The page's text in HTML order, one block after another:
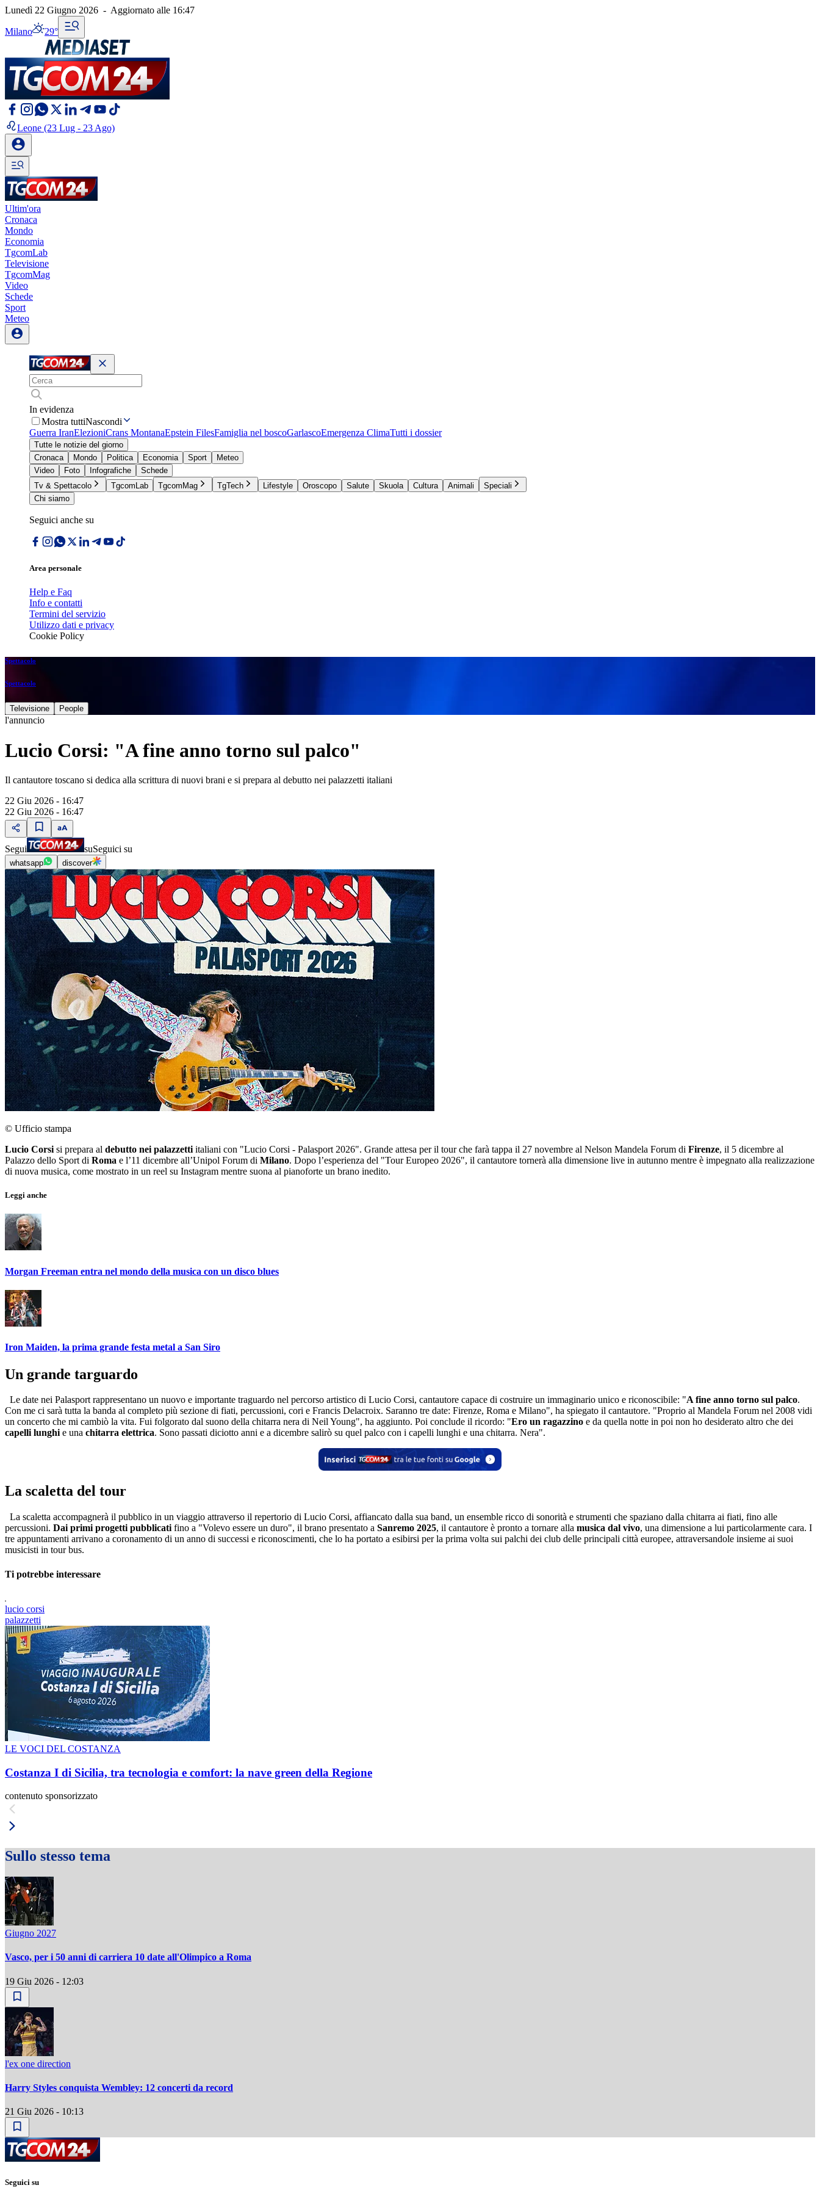
Lunedì 22 Giugno 2026 - Aggiornato alle 16:47
Milano 29°
Leone (23 Lug - 23 Ago)
Ultim'ora
Cronaca
Mondo
Economia
TgcomLab
Televisione
TgcomMag
Video
Schede
Sport
Meteo
In evidenza
Mostra tuttiNascondi
Guerra IranElezioniCrans MontanaEpstein FilesFamiglia nel boscoGarlascoEmergenza ClimaTutti i dossier
Tutte le notizie del giorno
Cronaca
Mondo Politica Economia Sport
Meteo
Video
Foto Infografiche
Schede
Tv & Spettacolo
TgcomLab TgcomMag TgTech Lifestyle Oroscopo Salute Skuola Cultura Animali
Speciali
Chi siamo
Seguici anche su
Area personale
Help e Faq
Info e contatti
Termini del servizio
Utilizzo dati e privacy
Cookie Policy
Spettacolo
Spettacolo
Televisione People
l'annuncio
Lucio Corsi: "A fine anno torno sul palco"
Il cantautore toscano si dedica alla scrittura di nuovi brani e si prepara al debutto nei palazzetti italiani
22 Giu 2026 - 16:47
22 Giu 2026 - 16:47
Segui suSeguici su
whatsapp discover
© Ufficio stampa
Lucio Corsi si prepara al debutto nei palazzetti italiani con "Lucio Corsi - Palasport 2026". Grande attesa per il tour che farà tappa il 27 novembre al Nelson Mandela Forum di Firenze, il 5 dicembre al
Palazzo dello Sport di Roma e l’11 dicembre all’Unipol Forum di Milano. Dopo l’esperienza del "Tour Europeo 2026", il cantautore tornerà alla dimensione live in autunno mentre è impegnato alla realizzazione
di nuova musica, come mostrato in un reel su Instagram mentre suona al pianoforte un brano inedito.
Leggi anche
Morgan Freeman entra nel mondo della musica con un disco blues
Iron Maiden, la prima grande festa metal a San Siro
Un grande targuardo
Le date nei Palasport rappresentano un nuovo e importante traguardo nel percorso artistico di Lucio Corsi, cantautore capace di costruire un immaginario unico e riconoscibile: "A fine anno torno sul palco.
Con me ci sarà tutta la banda al completo più sezione di fiati, percussioni, cori e Francis Delacroix. Saranno tre date: Firenze, Roma e Milano", ha spiegato il cantautore. "Proprio al Mandela Forum nel 2008 vidi
un concerto che mi cambiò la vita. Fui folgorato dal suono della chitarra nera di Neil Young", ha aggiunto. Poi conclude il ricordo: "Ero un ragazzino e da quella notte in poi non ho desiderato altro che dei
capelli lunghie una chitarra elettrica. Sono passati diciotto anni e a dicembre salirò su quel palco con i capelli lunghi e una chitarra. Nera".
La scaletta del tour
La scaletta accompagnerà il pubblico in un viaggio attraverso il repertorio di Lucio Corsi, affiancato dalla sua band, un ensemble ricco di sonorità e strumenti che spaziano dalla chitarra ai fiati, fino alle
percussioni. Dai primi progetti pubblicati fino a "Volevo essere un duro", il brano presentato a Sanremo 2025, il cantautore è pronto a tornare alla musica dal vivo, una dimensione a lui particolarmente cara. I
tre appuntamenti arrivano a coronamento di un anno di successi e riconoscimenti, che lo ha portato a esibirsi per la prima volta sui palchi dei club delle principali città europee, attraversandole insieme ai suoi
musicisti in tour bus.
Ti potrebbe interessare
lucio corsi
palazzetti
LE VOCI DEL COSTANZA
Costanza I di Sicilia, tra tecnologia e comfort: la nave green della Regione
contenuto sponsorizzato
Sullo stesso tema
Giugno 2027
Vasco, per i 50 anni di carriera 10 date all'Olimpico a Roma
19 Giu 2026 - 12:03
l'ex one direction
Harry Styles conquista Wembley: 12 concerti da record
21 Giu 2026 - 10:13
Seguici su